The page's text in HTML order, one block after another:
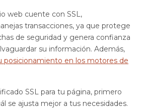
web cuente con SSL,
transacciones, ya que protege
de seguridad y genera confianza
su información. Además,
posicionamiento en los motores de
SSL para tu página, primero
se ajusta mejor a tus necesidades.